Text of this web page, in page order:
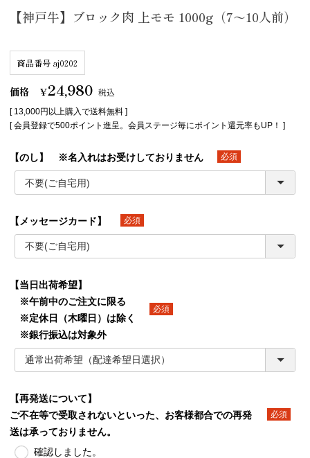
【神戸牛】ブロック肉 上モモ 1000g（7～10人前）
商品番号 aj0202
価格 ¥24,980 税込
[ 13,000円以上購入で送料無料 ]
[ 会員登録で500ポイント進呈。会員ステージ毎にポイント還元率もUP！ ]
【のし】 ※名入れはお受けしておりません
(必須)
【メッセージカード】
(必須)
【当日出荷希望】
※午前中のご注文に限る
※定休日（木曜日）は除く
※銀行振込は対象外
【再発送について】
ご不在等で受取されないといった、お客様都合での再発
送は承っておりません。
確認しました。